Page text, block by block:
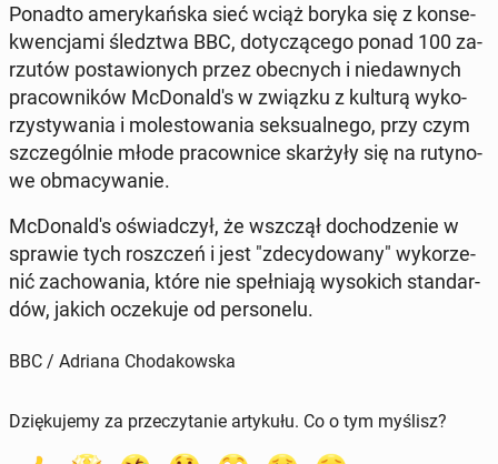
Ponadto ame­ry­kań­ska sieć wciąż boryka się z kon­se­
kwen­cja­mi śledz­twa BBC, do­ty­czą­ce­go ponad 100 za­
rzu­tów po­sta­wio­nych przez obec­nych i nie­daw­nych
pra­cow­ni­ków McDo­nal­d's w związku z kulturą wy­ko­
rzy­sty­wa­nia i mo­le­sto­wa­nia sek­su­al­ne­go, przy czym
szcze­gól­nie młode pra­cow­ni­ce skar­ży­ły się na ru­ty­no­
we ob­ma­cy­wa­nie.
McDo­nal­d's oświad­czył, że wszczął do­cho­dze­nie w
sprawie tych rosz­czeń i jest "zde­cy­do­wa­ny" wy­ko­rze­
nić za­cho­wa­nia, które nie speł­nia­ją wy­so­kich stan­dar­
dów, jakich ocze­ku­je od per­so­ne­lu.
BBC / Adriana Chodakowska
Dziękujemy za przeczytanie artykułu. Co o tym myślisz?